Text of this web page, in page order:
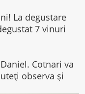
La degustare
7 vinuri
Cotnari va
observa și